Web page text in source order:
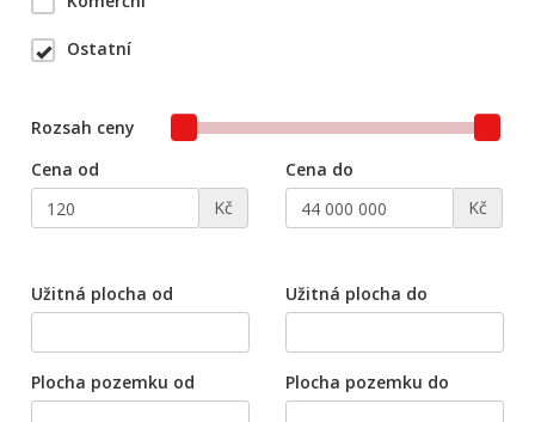
Ostatní
Rozsah ceny
Cena od
Kč
Cena do
Kč
Užitná plocha od Užitná plocha do
Plocha pozemku od Plocha pozemku do